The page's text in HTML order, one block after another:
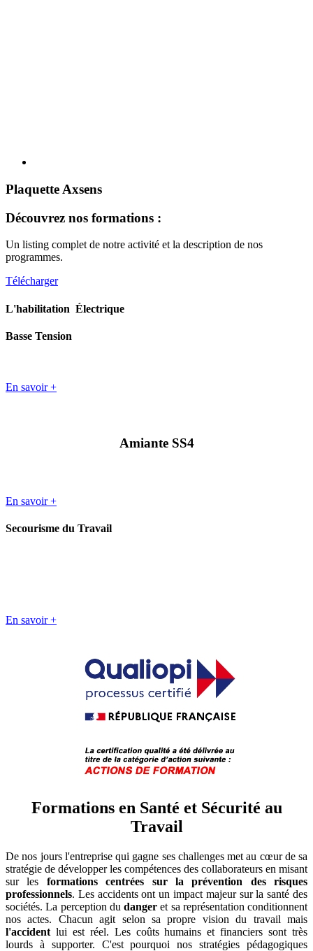
Plaquette Axsens
Découvrez nos formations :
Un listing complet de notre activité et la description de nos
programmes.
Télécharger
L'habilitation Électrique
Basse Tension
En savoir +
Amiante SS4
En savoir +
Secourisme du Travail
En savoir +
Formations en Santé et Sécurité au
Travail
De nos jours l'entreprise qui gagne ses challenges met au cœur de sa
stratégie de développer les compétences des collaborateurs en misant
sur les formations centrées sur la prévention des risques
professionnels. Les accidents ont un impact majeur sur la santé des
sociétés. La perception du danger et sa représentation conditionnent
nos actes. Chacun agit selon sa propre vision du travail mais
l'accident lui est réel. Les coûts humains et financiers sont très
lourds à supporter. C'est pourquoi nos stratégies pédagogiques